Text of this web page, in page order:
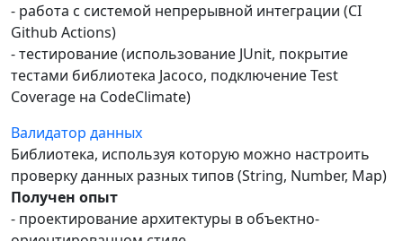
- работа с системой непрерывной интеграции (CI
Github Actions)
- тестирование (использование JUnit, покрытие
тестами библиотека Jacoco, подключение Test
Coverage на CodeClimate)
Валидатор данных
Библиотека, используя которую можно настроить
проверку данных разных типов (String, Number, Map)
Получен опыт
- проектирование архитектуры в объектно-